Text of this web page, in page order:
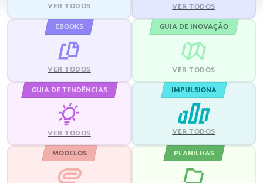
VER TODOS VER TODOS
EBOOKS
VER TODOS
GUIA DE INOVAÇÃO
VER TODOS
GUIA DE TENDÊNCIAS
VER TODOS
IMPULSIONA
VER TODOS
MODELOS PLANILHAS